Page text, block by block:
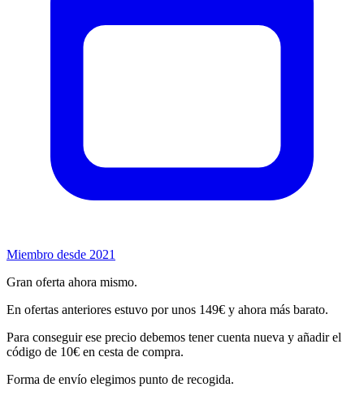
Miembro desde 2021
Gran oferta ahora mismo.
En ofertas anteriores estuvo por unos 149€ y ahora más barato.
Para conseguir ese precio debemos tener cuenta nueva y añadir el
código de 10€ en cesta de compra.
Forma de envío elegimos punto de recogida.